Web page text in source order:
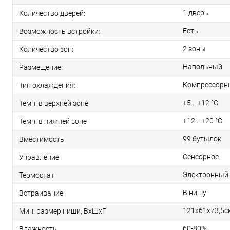
Количество дверей: 1 дверь
Возможность встройки: Есть
Количество зон: 2 зоны
Размещение: Напольный
Тип охлаждения:
Темп. в верхней зоне +5... +12 °C
Темп. в нижней зоне +12... +20 °C
Вместимость 99 бутылок
Управление Сенсорное
Термостат Электронный
Встраивание В нишу
Мин. размер ниши, ВxШxГ